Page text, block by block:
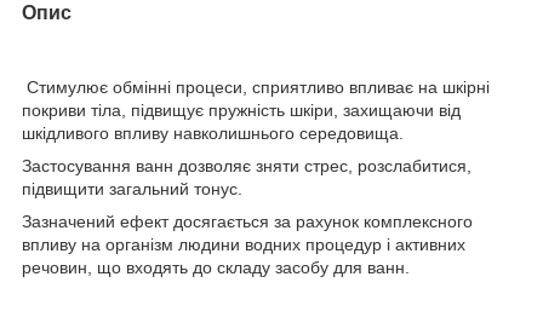
Опис
Стимулює обмінні процеси, сприятливо впливає на шкірні
покриви тіла, підвищує пружність шкіри, захищаючи від
шкідливого впливу навколишнього середовища.
Застосування ванн дозволяє зняти стрес, розслабитися,
підвищити загальний тонус.
Зазначений ефект досягається за рахунок комплексного
впливу на організм людини водних процедур і активних
речовин, що входять до складу засобу для ванн.